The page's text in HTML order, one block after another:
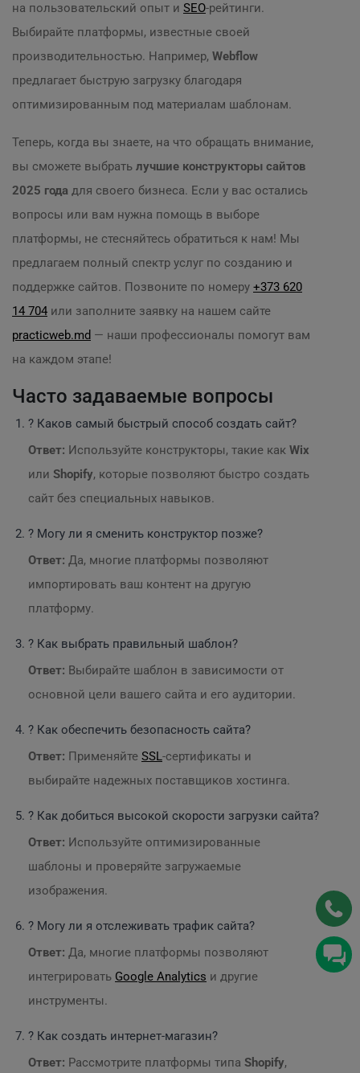
на пользовательский опыт и SEO-рейтинги.
Выбирайте платформы, известные своей
производительностью. Например, Webflow
предлагает быструю загрузку благодаря
оптимизированным под материалам шаблонам.
Теперь, когда вы знаете, на что обращать внимание,
вы сможете выбрать лучшие конструкторы сайтов
2025 года для своего бизнеса. Если у вас остались
вопросы или вам нужна помощь в выборе
платформы, не стесняйтесь обратиться к нам! Мы
предлагаем полный спектр услуг по созданию и
поддержке сайтов. Позвоните по номеру +373 620
14 704 или заполните заявку на нашем сайте
practicweb.md — наши профессионалы помогут вам
на каждом этапе!
Часто задаваемые вопросы
? Каков самый быстрый способ создать сайт?
Ответ: Используйте конструкторы, такие как Wix
или Shopify, которые позволяют быстро создать
сайт без специальных навыков.
? Могу ли я сменить конструктор позже?
Ответ: Да, многие платформы позволяют
импортировать ваш контент на другую
платформу.
? Как выбрать правильный шаблон?
Ответ: Выбирайте шаблон в зависимости от
основной цели вашего сайта и его аудитории.
? Как обеспечить безопасность сайта?
Ответ: Применяйте SSL-сертификаты и
выбирайте надежных поставщиков хостинга.
? Как добиться высокой скорости загрузки сайта?
Ответ: Используйте оптимизированные
шаблоны и проверяйте загружаемые
изображения.
? Могу ли я отслеживать трафик сайта?
Ответ: Да, многие платформы позволяют
интегрировать Google Analytics и другие
инструменты.
? Как создать интернет-магазин?
Ответ: Рассмотрите платформы типа Shopify,